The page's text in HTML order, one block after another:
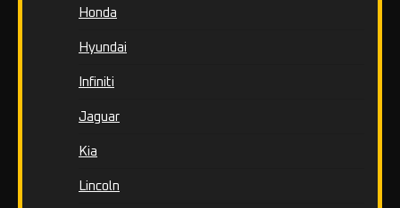
Honda
Hyundai
Infiniti
Jaguar
Kia
Lincoln